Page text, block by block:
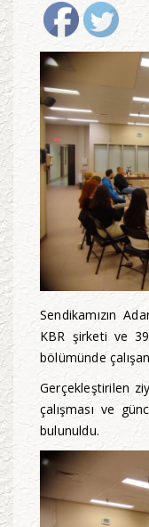
Sendikamızın
KBR şirketi ve
bölümünde
Gerçekleştirilen
çalışması ve
bulunuldu.